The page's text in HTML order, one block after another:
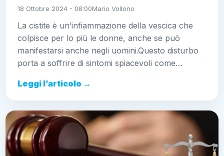
18 Ottobre 2024 - 08:00Mario Vollono
La cistite è un’infiammazione della vescica che
colpisce per lo più le donne, anche se può
manifestarsi anche negli uomini.Questo disturbo
porta a soffrire di sintomi spiacevoli come…
Leggi l’articolo →